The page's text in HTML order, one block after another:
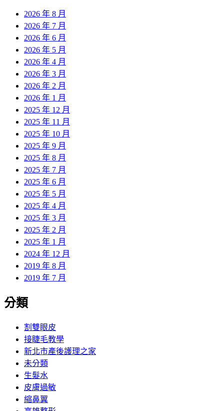
2026 年 8 月
2026 年 7 月
2026 年 6 月
2026 年 5 月
2026 年 4 月
2026 年 3 月
2026 年 2 月
2026 年 1 月
2025 年 12 月
2025 年 11 月
2025 年 10 月
2025 年 9 月
2025 年 8 月
2025 年 7 月
2025 年 6 月
2025 年 5 月
2025 年 4 月
2025 年 3 月
2025 年 2 月
2025 年 1 月
2024 年 12 月
2019 年 8 月
2019 年 7 月
分類
割雙眼皮
接睫毛教學
新北市產後護理之家
未分類
生髮水
皮膚過敏
縮鼻翼